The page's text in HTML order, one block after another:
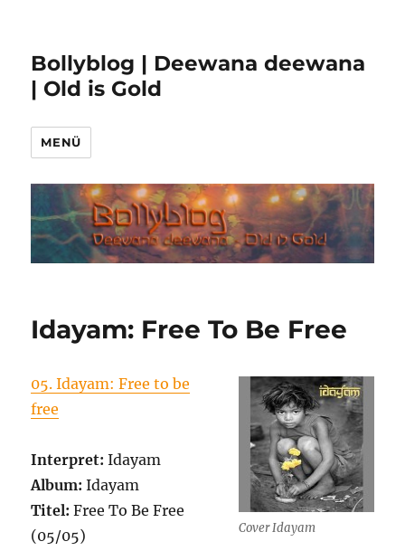
Bollyblog | Deewana deewana
| Old is Gold
MENÜ
Idayam: Free To Be Free
Cover Idayam
05. Idayam: Free to be
free
Interpret: Idayam
Album: Idayam
Titel: Free To Be Free
(05/05)